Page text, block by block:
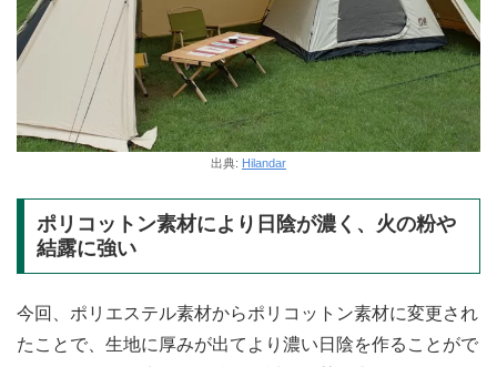
出典: Hilandar
ポリコットン素材により日陰が濃く、火の粉や
結露に強い
今回、ポリエステル素材からポリコットン素材に変更され
たことで、生地に厚みが出てより濃い日陰を作ることがで